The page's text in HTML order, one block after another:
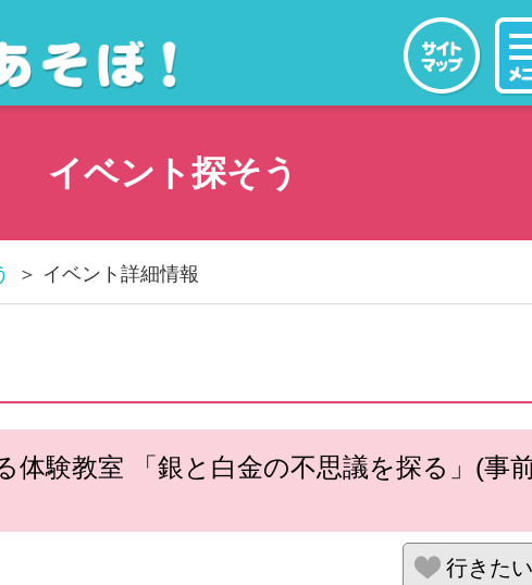
イベント探そう
イベント詳細情報
体験教室 「銀と白金の不思議を探る」(事
行きたい